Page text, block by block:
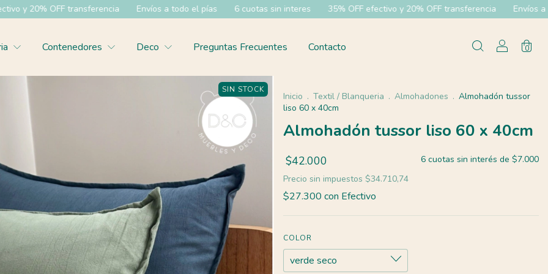
Envíos a todo el pías 6 cuotas sin interes 35% OFF efectivo y 20% OFF transferencia Envíos a todo el pías
Contenedores Deco Preguntas Frecuentes Contacto 0
SIN STOCK
Inicio . Textil / Blanqueria . Almohadones . Almohadón tussor
liso 60 x 40cm
Almohadón tussor liso 60 x 40cm
$42.000 6 cuotas sin interés de $7.000
Precio sin impuestos $34.710,74
$27.300 con Efectivo
COLOR